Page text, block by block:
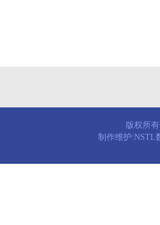
版权所
制作维护:NSTL